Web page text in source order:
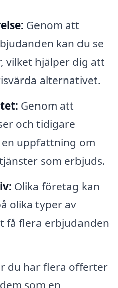
Genom att
kan du se
vilket hjälper dig att
alternativet.
Genom att
och tidigare
uppfattning om
som erbjuds.
Olika företag kan
olika typer av
få flera erbjudanden
du har flera offerter
som en